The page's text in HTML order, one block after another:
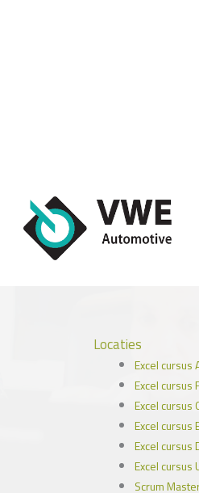
Locaties
Excel cursus
Excel cursus
Excel cursus
Excel cursus
Excel cursus
Excel cursus
Scrum